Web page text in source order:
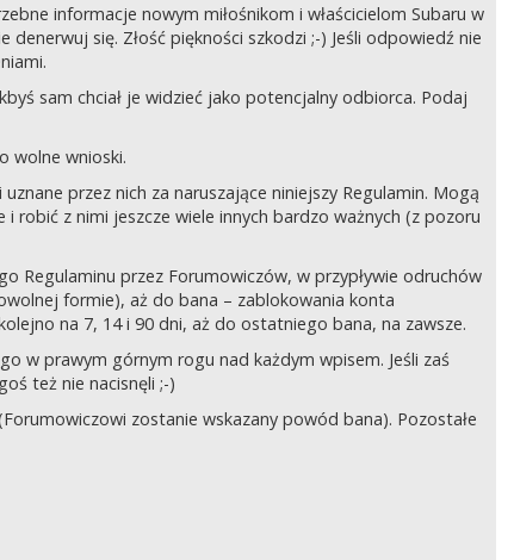
informacje nowym miłośnikom i właścicielom Subaru w
się. Złość piękności szkodzi ;-) Jeśli odpowiedź nie
sam chciał je widzieć jako potencjalny odbiorca. Podaj
wolne wnioski.
przez nich za naruszające niniejszy Regulamin. Mogą
robić z nimi jeszcze wiele innych bardzo ważnych (z pozoru
Regulaminu przez Forumowiczów, w przypływie odruchów
formie), aż do bana – zablokowania konta
na 7, 14 i 90 dni, aż do ostatniego bana, na zawsze.
w prawym górnym rogu nad każdym wpisem. Jeśli zaś
też nie nacisnęli ;-)
zostanie wskazany powód bana). Pozostałe